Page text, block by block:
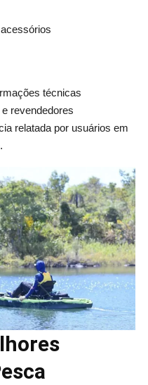
técnicas
revendedores
relatada por usuários em